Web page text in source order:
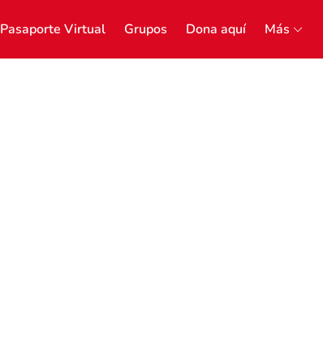
Pasaporte Virtual Grupos Dona aquí Más